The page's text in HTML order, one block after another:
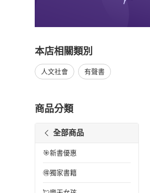
本店相關類別
人文社會 有聲書
商品分類
全部商品
🎯新書優惠
🉐獨家書籍